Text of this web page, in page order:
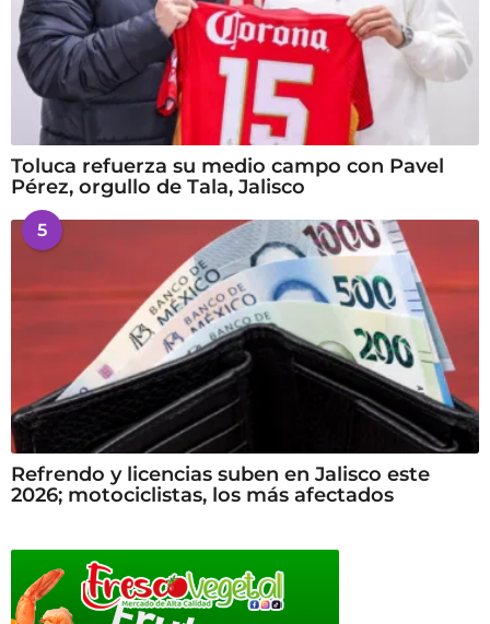
Toluca refuerza su medio campo con Pavel
Pérez, orgullo de Tala, Jalisco
5
Refrendo y licencias suben en Jalisco este
2026; motociclistas, los más afectados